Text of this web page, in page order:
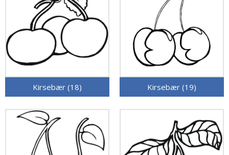
Kirsebær (18) Kirsebær (19)